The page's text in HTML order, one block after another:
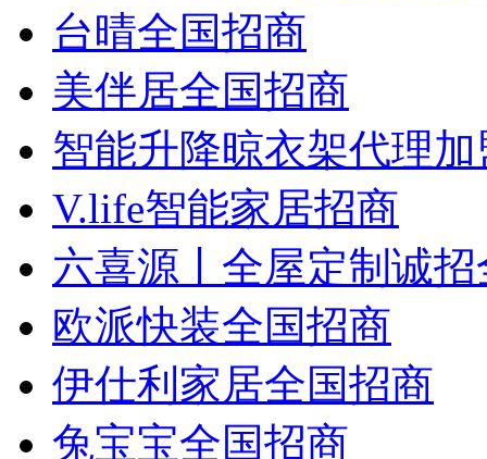
台晴全国招商
美伴居全国招商
智能升降晾衣架代理
V.life智能家居招商
六喜源丨全屋定制诚
欧派快装全国招商
伊仕利家居全国招商
兔宝宝全国招商